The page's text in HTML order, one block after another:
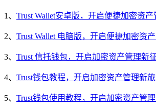
1、 Trust Wallet安卓版，开启便捷加密资
2、 Trust Wallet 电脑版，开启便捷加密资
3、 Trust 信托钱包，开启加密资产管理新
4、 Trust钱包教程，开启加密资产管理新
5、 Trust钱包使用教程，开启加密资产管